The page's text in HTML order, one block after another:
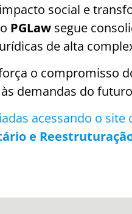
social e
PGLaw segue
de alta
o compromisso
demandas do
acessando o site
e